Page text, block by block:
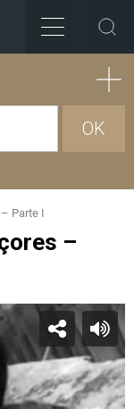
OK
Parte I
–